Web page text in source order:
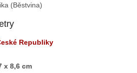
(Běstvina)
Republiky
x 8,6 cm